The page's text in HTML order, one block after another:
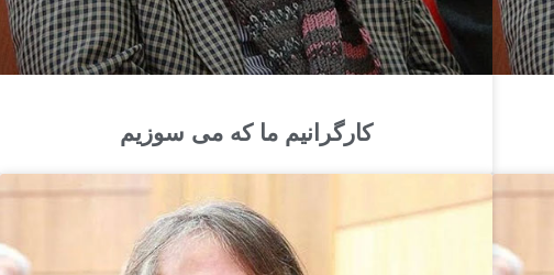
کارگرانیم ما که می سوزیم